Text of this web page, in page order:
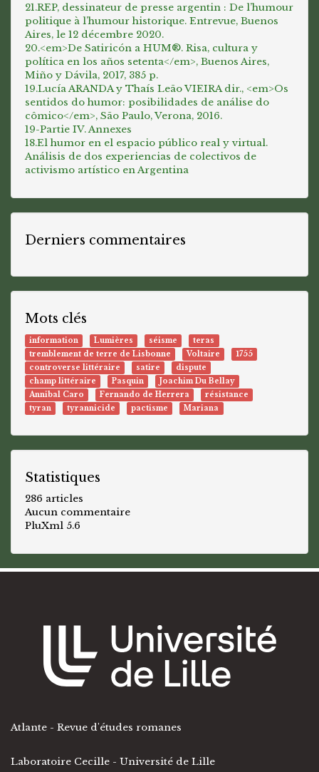
21.REP, dessinateur de presse argentin : De l’humour
politique à l’humour historique. Entrevue, Buenos
Aires, le 12 décembre 2020.
20.<em>De Satiricón a HUM®. Risa, cultura y
política en los años setenta</em>, Buenos Aires,
Miño y Dávila, 2017, 385 p.
19.Lucía ARANDA y Thaís Leão VIEIRA dir., <em>Os
sentidos do humor: posibilidades de análise do
cômico</em>, São Paulo, Verona, 2016.
19-Partie IV. Annexes
18.El humor en el espacio público real y virtual.
Análisis de dos experiencias de colectivos de
activismo artístico en Argentina
Derniers commentaires
Mots clés
information Lumières séisme
teras
tremblement de terre de Lisbonne
Voltaire
1755
controverse littéraire
satire
dispute
champ littéraire
Pasquin
Joachim Du Bellay
Annibal Caro
Fernando de Herrera
résistance
tyran
tyrannicide pactisme Mariana
Statistiques
286 articles
Aucun commentaire
PluXml 5.6
Atlante - Revue d'études romanes
Laboratoire Cecille - Université de Lille